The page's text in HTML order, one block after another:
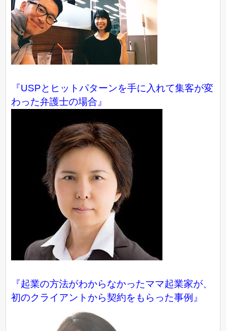
『USPとヒットパターンを手に入れて集客が変
わった弁護士の場合』
『起業の方法がわからなかったママ起業家が、
初のクライアントから契約をもらった事例』